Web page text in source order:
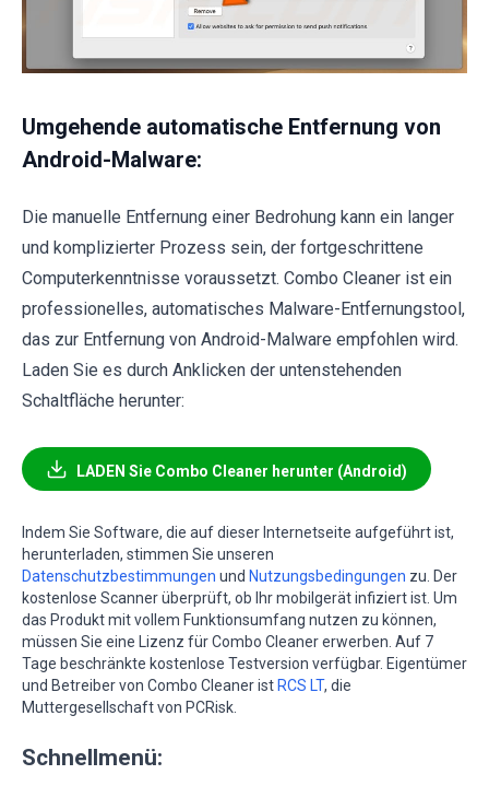
Umgehende automatische Entfernung von
Android-Malware:
Die manuelle Entfernung einer Bedrohung kann ein langer
und komplizierter Prozess sein, der fortgeschrittene
Computerkenntnisse voraussetzt. Combo Cleaner ist ein
professionelles, automatisches Malware-Entfernungstool,
das zur Entfernung von Android-Malware empfohlen wird.
Laden Sie es durch Anklicken der untenstehenden
Schaltfläche herunter:
LADEN Sie Combo Cleaner herunter (Android)
Indem Sie Software, die auf dieser Internetseite aufgeführt ist,
herunterladen, stimmen Sie unseren
Datenschutzbestimmungen und Nutzungsbedingungen zu. Der
kostenlose Scanner überprüft, ob Ihr mobilgerät infiziert ist. Um
das Produkt mit vollem Funktionsumfang nutzen zu können,
müssen Sie eine Lizenz für Combo Cleaner erwerben. Auf 7
Tage beschränkte kostenlose Testversion verfügbar. Eigentümer
und Betreiber von Combo Cleaner ist RCS LT, die
Muttergesellschaft von PCRisk.
Schnellmenü: